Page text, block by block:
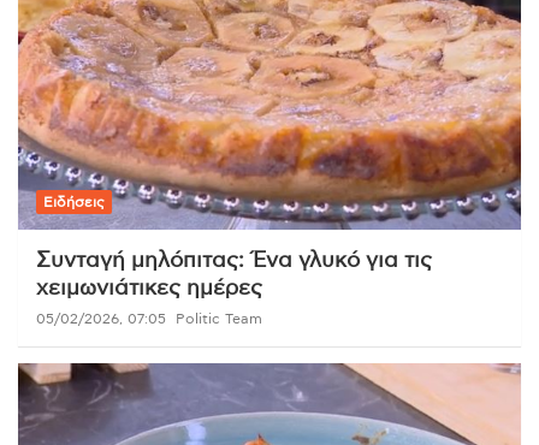
Ειδήσεις
Συνταγή μηλόπιτας: Ένα γλυκό για τις
χειμωνιάτικες ημέρες
05/02/2026, 07:05 Politic Team